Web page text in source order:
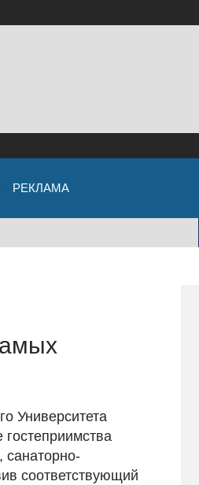
РЕКЛАМА
Университета
санаторно-
соответствующий